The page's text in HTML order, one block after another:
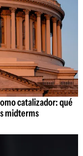
catalizador: qué
midterms